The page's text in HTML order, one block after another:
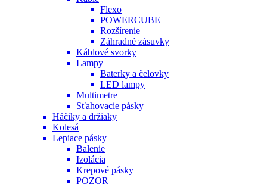
Flexo
POWERCUBE
Rozšírenie
Záhradné zásuvky
Káblové svorky
Lampy
Baterky a čelovky
LED lampy
Multimetre
Sťahovacie pásky
Háčiky a držiaky
Kolesá
Lepiace pásky
Balenie
Izolácia
Krepové pásky
POZOR